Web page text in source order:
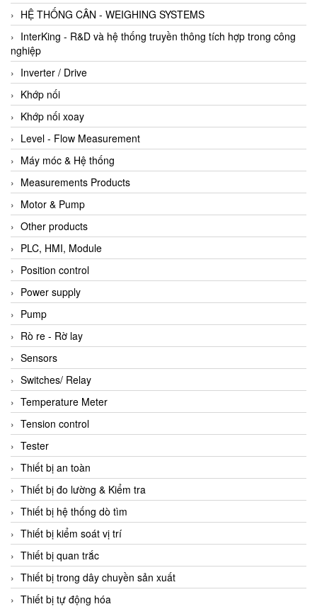
HỆ THỐNG CÂN - WEIGHING SYSTEMS
InterKing - R&D và hệ thống truyền thông tích hợp trong công
nghiệp
Inverter / Drive
Khớp nối
Khớp nối xoay
Level - Flow Measurement
Máy móc & Hệ thống
Measurements Products
Motor & Pump
Other products
PLC, HMI, Module
Position control
Power supply
Pump
Rò re - Rờ lay
Sensors
Switches/ Relay
Temperature Meter
Tension control
Tester
Thiết bị an toàn
Thiết bị đo lường & Kiểm tra
Thiết bị hệ thống dò tìm
Thiết bị kiểm soát vị trí
Thiết bị quan trắc
Thiết bị trong dây chuyền sản xuất
Thiết bị tự động hóa